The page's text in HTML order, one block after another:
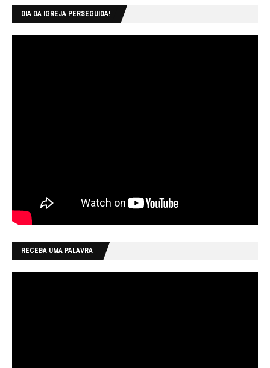
DIA DA IGREJA PERSEGUIDA!
RECEBA UMA PALAVRA